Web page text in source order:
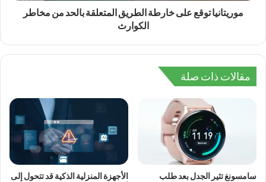
موريتانيا توقع على خارطة الطريق المتعلقة بالحد من مخاطر
الكوارث
مقالات ذات صلة
سامسونغ تثير الجدل بعد طلب
الأجهزة المنزلية الذكية قد تتحول إلى